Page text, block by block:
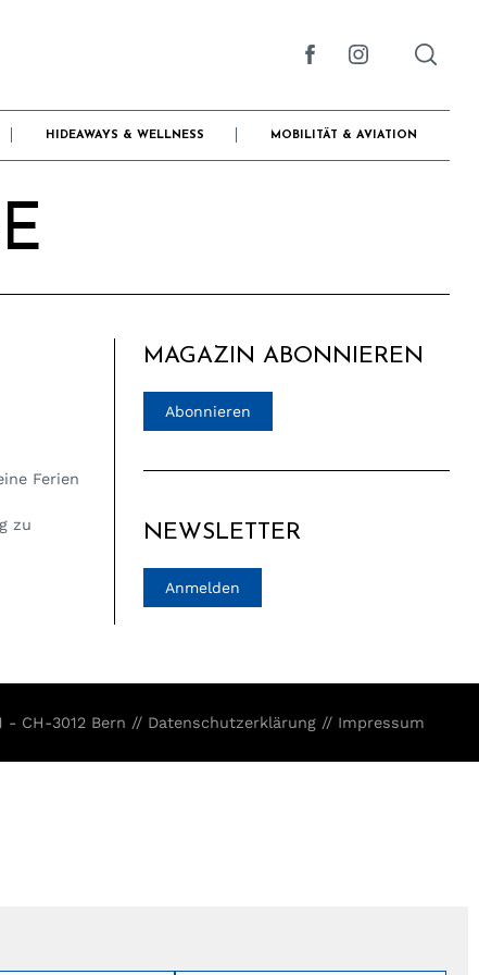
HIDEAWAYS & WELLNESS MOBILITÄT & AVIATION
Ferien
zu
MAGAZIN ABONNIEREN
Abonnieren
NEWSLETTER
Anmelden
- CH-3012 Bern // Datenschutzerklärung // Impressum